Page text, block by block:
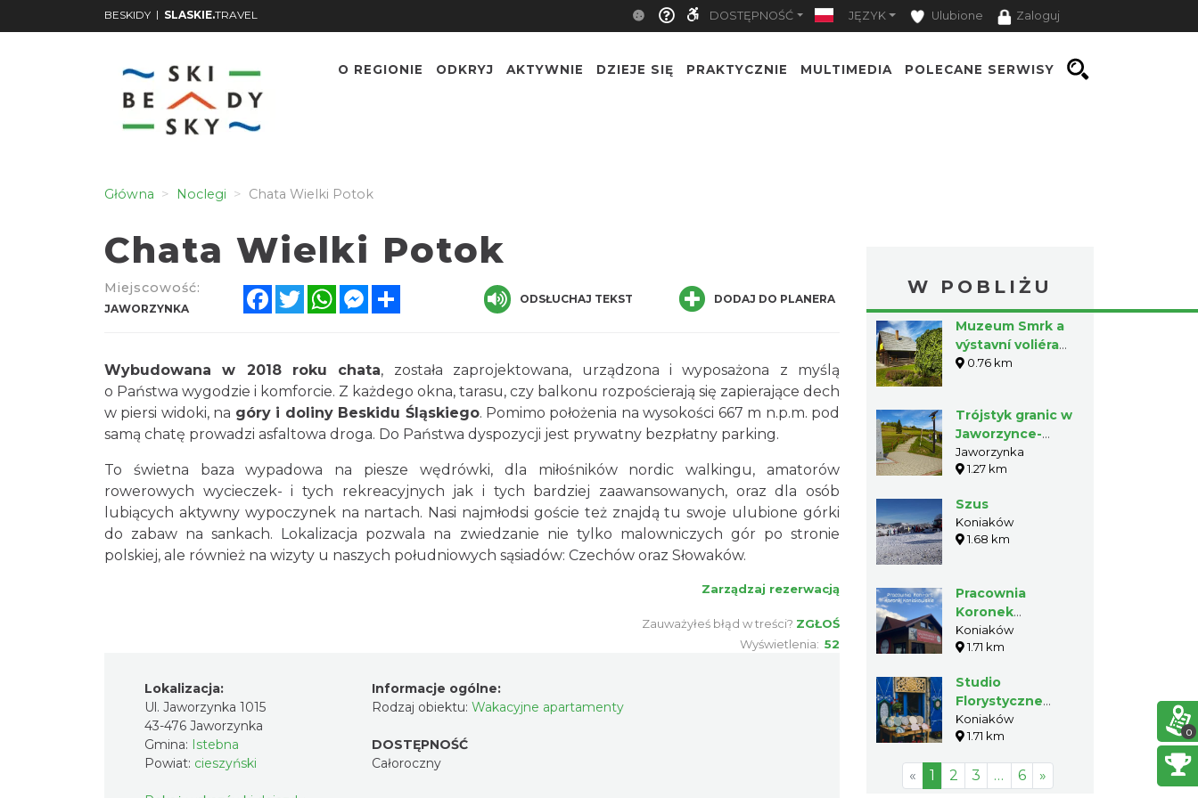
BESKIDY | SLASKIE.TRAVEL DOSTĘPNOŚĆ JĘZYK Ulubione Zaloguj
O REGIONIE ODKRYJ AKTYWNIE DZIEJE SIĘ PRAKTYCZNIE MULTIMEDIA POLECANE SERWISY
Główna Noclegi Chata Wielki Potok
Chata Wielki Potok
Miejscowość:
JAWORZYNKA
FacebookTwitterWhatsAppMessenger ODSŁUCHAJ TEKST DODAJ DO PLANERA
Wybudowana w 2018 roku chata, została zaprojektowana, urządzona i wyposażona z myślą
o Państwa wygodzie i komforcie. Z każdego okna, tarasu, czy balkonu rozpościerają się zapierające dech
w piersi widoki, na góry i doliny Beskidu Śląskiego. Pomimo położenia na wysokości 667 m n.p.m. pod
samą chatę prowadzi asfaltowa droga. Do Państwa dyspozycji jest prywatny bezpłatny parking.
To świetna baza wypadowa na piesze wędrówki, dla miłośników nordic walkingu, amatorów
rowerowych wycieczek- i tych rekreacyjnych jak i tych bardziej zaawansowanych, oraz dla osób
lubiących aktywny wypoczynek na nartach. Nasi najmłodsi goście też znajdą tu swoje ulubione górki
do zabaw na sankach. Lokalizacja pozwala na zwiedzanie nie tylko malowniczych gór po stronie
polskiej, ale również na wizyty u naszych południowych sąsiadów: Czechów oraz Słowaków.
Zarządzaj rezerwacją
Zauważyłeś błąd w treści? ZGŁOŚ
Wyświetlenia: 52
Lokalizacja:
Ul. Jaworzynka 1015
43-476 Jaworzynka
Gmina: Istebna
Powiat: cieszyński
Informacje ogólne:
Rodzaj obiektu: Wakacyjne apartamenty
DOSTĘPNOŚĆ
Całoroczny
W POBLIŻU
Muzeum Smrk a
výstavní voliéra
tetřevů v
0.76 km
Trójstyk granic w
Jaworzynce-
Trzycatku
Jaworzynka
1.27 km
Szus
Koniaków
1.68 km
Pracownia
Koronek
Koniakowskich
Koni-art
Koniaków
1.71 km
Studio
Florystyczne
Ligocki & Waszut
Koniaków
1.71 km
« 1 2 3 … 6 »
0